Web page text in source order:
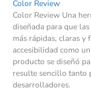
Color Review
Color Review Una
diseñada para que
más rápidas, claras y
accesibilidad como
producto se diseñó
resulte sencillo tanto
desarrolladores.